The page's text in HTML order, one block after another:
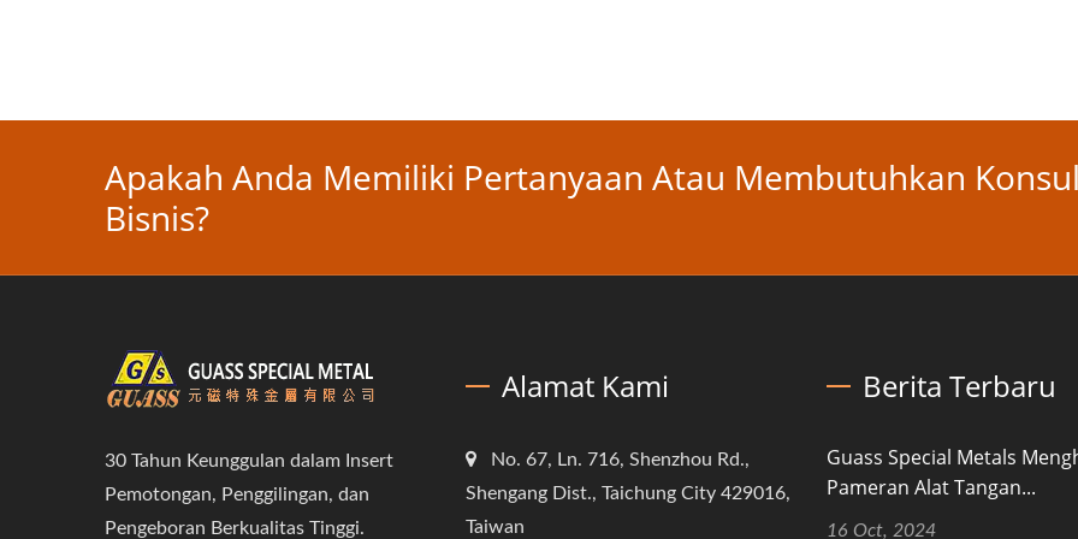
Apakah Anda Memiliki Pertanyaan Atau Membutuhkan
Bisnis?
30 Tahun Keunggulan dalam Insert
Pemotongan, Penggilingan, dan
Pengeboran Berkualitas Tinggi.
Alamat Kami
No. 67, Ln. 716, Shenzhou Rd.,
Shengang Dist., Taichung City 429016,
Taiwan
Berita Terbaru
Guass Special Metals
Pameran Alat Tangan...
16 Oct, 2024